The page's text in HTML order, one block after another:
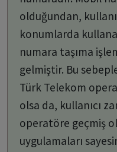
olduğundan,
konumlarda
numara taşıma
gelmiştir. Bu
Türk Telekom
olsa da, kullanıcı
operatöre geçmiş
uygulamaları